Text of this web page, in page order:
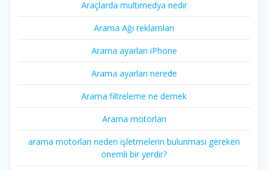
Araçlarda multimedya nedir
Arama Ağı reklamları
Arama ayarları iPhone
Arama ayarları nerede
Arama filtreleme ne demek
Arama motorları
arama motorları neden işletmelerin bulunması gereken
önemli bir yerdir?